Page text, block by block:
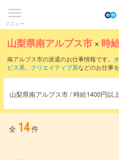
メニュー
山梨県南アルプス市 × 時
南アルプス市の派遣のお仕事情報です。
ビス系、 クリエイティブ系などのお仕事
山梨県南アルプス市 / 時給1400円以上
全 14件